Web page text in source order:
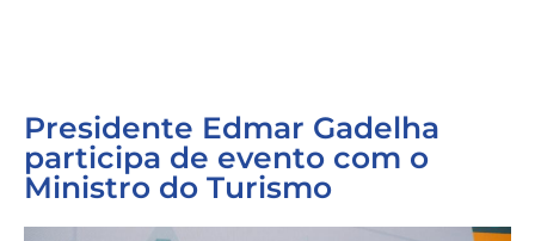
Presidente Edmar Gadelha
participa de evento com o
Ministro do Turismo